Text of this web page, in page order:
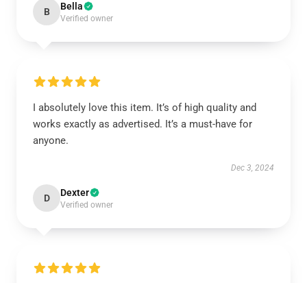
B Bella
Verified owner
I absolutely love this item. It’s of high quality and
works exactly as advertised. It’s a must-have for
anyone.
Dec 3, 2024
D Dexter
Verified owner